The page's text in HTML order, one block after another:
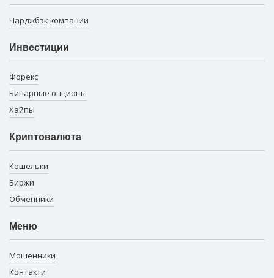
Чарджбэк-компании
Инвестиции
Форекс
Бинарные опционы
Хайпы
Криптовалюта
Кошельки
Биржи
Обменники
Меню
Мошенники
Контакти